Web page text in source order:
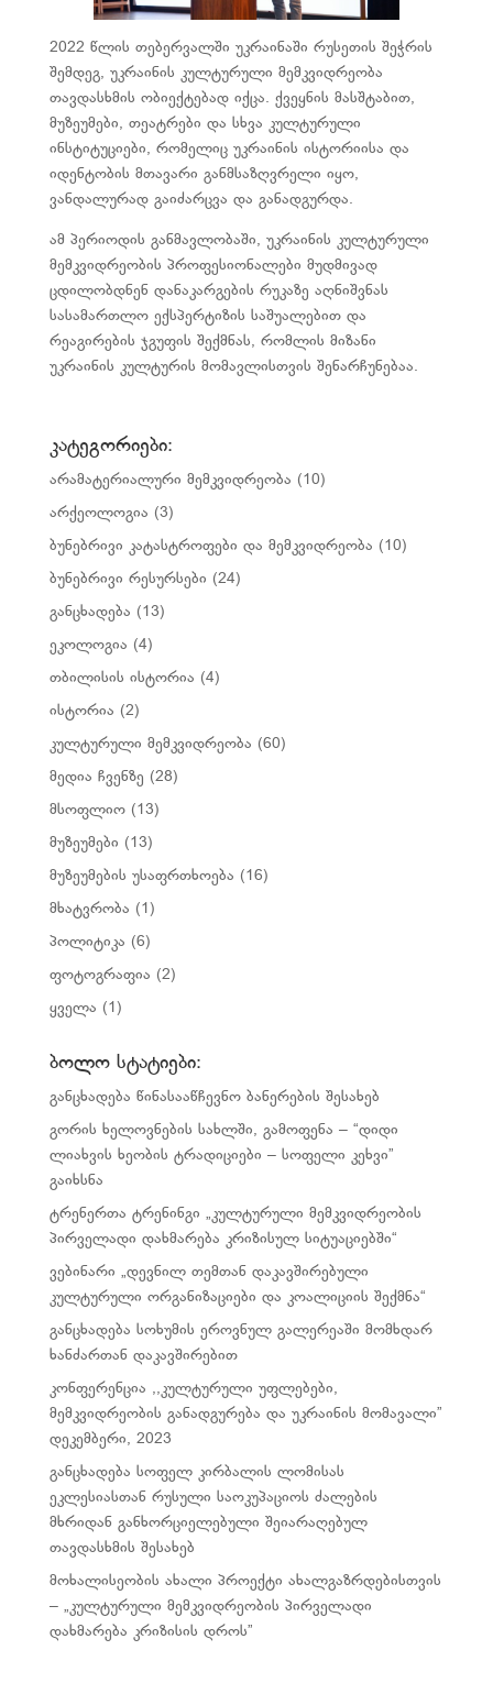
2022 წლის თებერვალში უკრაინაში რუსეთის შეჭრის
შემდეგ, უკრაინის კულტურული მემკვიდრეობა
თავდასხმის ობიექტებად იქცა. ქვეყნის მასშტაბით,
მუზეუმები, თეატრები და სხვა კულტურული
ინსტიტუციები, რომელიც უკრაინის ისტორიისა და
იდენტობის მთავარი განმსაზღვრელი იყო,
ვანდალურად გაიძარცვა და განადგურდა.
ამ პერიოდის განმავლობაში, უკრაინის კულტურული
მემკვიდრეობის პროფესიონალები მუდმივად
ცდილობდნენ დანაკარგების რუკაზე აღნიშვნას
სასამართლო ექსპერტიზის საშუალებით და
რეაგირების ჯგუფის შექმნას, რომლის მიზანი
უკრაინის კულტურის მომავლისთვის შენარჩუნებაა.
კატეგორიები:
არამატერიალური მემკვიდრეობა (10)
არქეოლოგია (3)
ბუნებრივი კატასტროფები და მემკვიდრეობა (10)
ბუნებრივი რესურსები (24)
განცხადება (13)
ეკოლოგია (4)
თბილისის ისტორია (4)
ისტორია (2)
კულტურული მემკვიდრეობა (60)
მედია ჩვენზე (28)
მსოფლიო(13)
მუზეუმები (13)
მუზეუმების უსაფრთხოება (16)
მხატვრობა (1)
პოლიტიკა (6)
ფოტოგრაფია (2)
ყველა (1)
ბოლო სტატიები:
განცხადება წინასააწჩევნო ბანერების შესახებ
გორის ხელოვნების სახლში, გამოფენა – “დიდი
ლიახვის ხეობის ტრადიციები – სოფელი კეხვი”
გაიხსნა
ტრენერთა ტრენინგი „კულტურული მემკვიდრეობის
პირველადი დახმარება კრიზისულ სიტუაციებში“
ვებინარი „დევნილ თემთან დაკავშირებული
კულტურული ორგანიზაციები და კოალიციის შექმნა“
განცხადება სოხუმის ეროვნულ გალერეაში მომხდარ
ხანძართან დაკავშირებით
კონფერენცია ,,კულტურული უფლებები,
მემკვიდრეობის განადგურება და უკრაინის მომავალი”
დეკემბერი, 2023
განცხადება სოფელ კირბალის ლომისას
ეკლესიასთან რუსული საოკუპაციოს ძალების
მხრიდან განხორციელებული შეიარაღებულ
თავდასხმის შესახებ
მოხალისეობის ახალი პროექტი ახალგაზრდებისთვის
– „კულტურული მემკვიდრეობის პირველადი
დახმარება კრიზისის დროს”